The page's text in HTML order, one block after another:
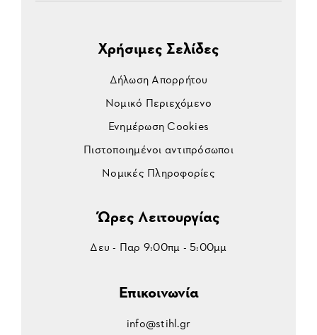
Χρήσιμες Σελίδες
Δήλωση Απορρήτου
Νομικό Περιεχόμενο
Ενημέρωση Cookies
Πιστοποιημένοι αντιπρόσωποι
Νομικές Πληροφορίες
Ώρες Λειτουργίας
Δευ - Παρ 9:00πμ - 5:00μμ
Επικοινωνία
info@stihl.gr